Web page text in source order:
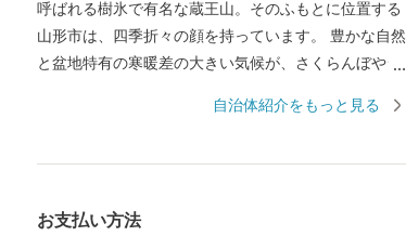
呼ばれる樹氷で有名な蔵王山。そのふもとに位置する
山形市は、四季折々の顔を持っています。 豊かな自然
と盆地特有の寒暖差の大きい気候が、さくらんぼやシ
るブランド米、とろけるような舌触りが特徴の山形牛
物やこけしなど伝統的工芸品も有名です。 最近では文
自治体紹介をもっと見る
お支払い方法